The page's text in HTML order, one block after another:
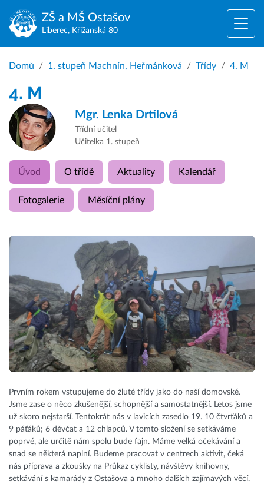
ZŠ a MŠ Ostašov
Liberec, Křižanská 80
Domů 1. stupeň Machnín, Heřmánková Třídy 4. M
4. M
Mgr. Lenka Drtilová
Třídní učitel
Učitelka 1. stupeň
Úvod O třídě Aktuality Kalendář
Fotogalerie Měsíční plány
Prvním rokem vstupujeme do žluté třídy jako do naší domovské.
Jsme zase o něco zkušenější, schopnější a samostatnější. Letos jsme
už skoro nejstarší. Tentokrát nás v lavicích zasedlo 19. 10 čtvrťáků a
9 páťáků; 6 děvčat a 12 chlapců. V tomto složení se setkáváme
poprvé, ale určitě nám spolu bude fajn. Máme velká očekávání a
snad se některá naplní. Budeme pracovat v centrech aktivit, čeká
nás příprava a zkoušky na Průkaz cyklisty, návštěvy knihovny,
setkávání s kamarády z Ostašova a mnoho dalších zajímavých věcí.